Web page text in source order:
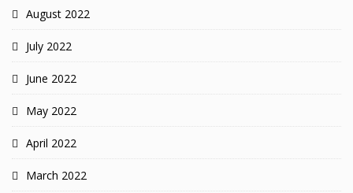
August 2022
July 2022
June 2022
May 2022
April 2022
March 2022